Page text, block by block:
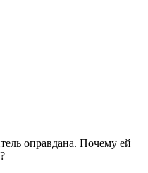
оправдана. Почему ей